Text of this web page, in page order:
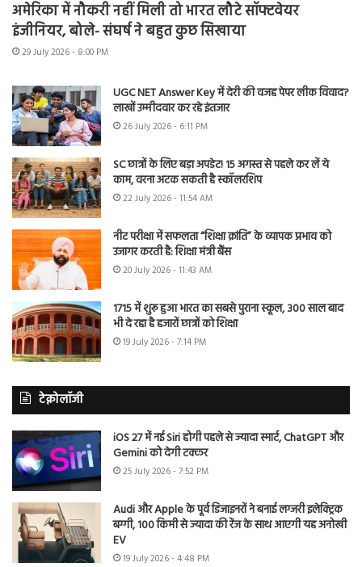
अमेरिका में नौकरी नहीं मिली तो भारत लौटे सॉफ्टवेयर
इंजीनियर, बोले- संघर्ष ने बहुत कुछ सिखाया
29 July 2026 - 8:00 PM
UGC NET Answer Key में देरी की वजह पेपर लीक विवाद?
लाखों उम्मीदवार कर रहे इंतजार
26 July 2026 - 6:11 PM
SC छात्रों के लिए बड़ा अपडेट! 15 अगस्त से पहले कर लें ये
काम, वरना अटक सकती है स्कॉलरशिप
22 July 2026 - 11:54 AM
नीट परीक्षा में सफलता “शिक्षा क्रांति” के व्यापक प्रभाव को
उजागर करती है: शिक्षा मंत्री बैंस
20 July 2026 - 11:43 AM
1715 में शुरू हुआ भारत का सबसे पुराना स्कूल, 300 साल बाद
भी दे रहा है हजारों छात्रों को शिक्षा
19 July 2026 - 7:14 PM
टेक्नोलॉजी
iOS 27 में नई Siri होगी पहले से ज्यादा स्मार्ट, ChatGPT और
Gemini को देगी टक्कर
25 July 2026 - 7:52 PM
Audi और Apple के पूर्व डिजाइनरों ने बनाई लग्जरी इलेक्ट्रिक
बग्गी, 100 किमी से ज्यादा की रेंज के साथ आएगी यह अनोखी
EV
19 July 2026 - 4:48 PM